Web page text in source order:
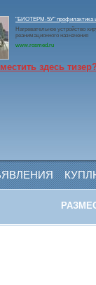
"БИОТЕРМ-5У" профилактика
Нагревательное устройство
реанимационного назначения
www.rosmed.ru
здесь тизер?